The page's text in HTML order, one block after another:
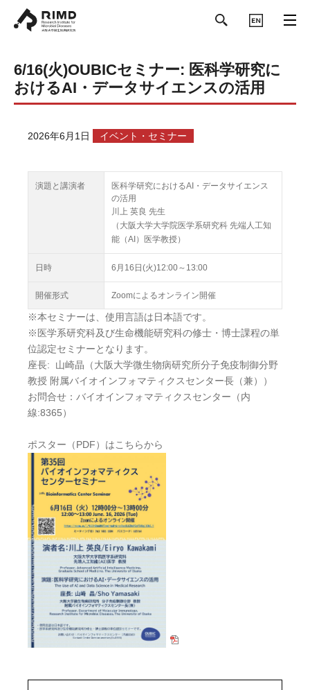
6/16(火)OUBICセミナー: 医科学研究に
おけるAI・データサイエンスの活用
2026年6月1日 イベント・セミナー
演題と講演者
医科学研究におけるAI・データサイエンス
の活用
川上 英良 先生
（大阪大学大学院医学系研究科 先端人工知
能（AI）医学教授）
日時 6月16日(火)12:00～13:00
開催形式 Zoomによるオンライン開催
※本セミナーは、使用言語は日本語です。
※医学系研究科及び生命機能研究科の修士・博士課程の単
位認定セミナーとなります。
座長: 山崎晶（大阪大学微生物病研究所分子免疫制御分野
教授 附属バイオインフォマティクスセンター長（兼））
お問合せ：バイオインフォマティクスセンター（内
線:8365）
ポスター（PDF）はこちらから